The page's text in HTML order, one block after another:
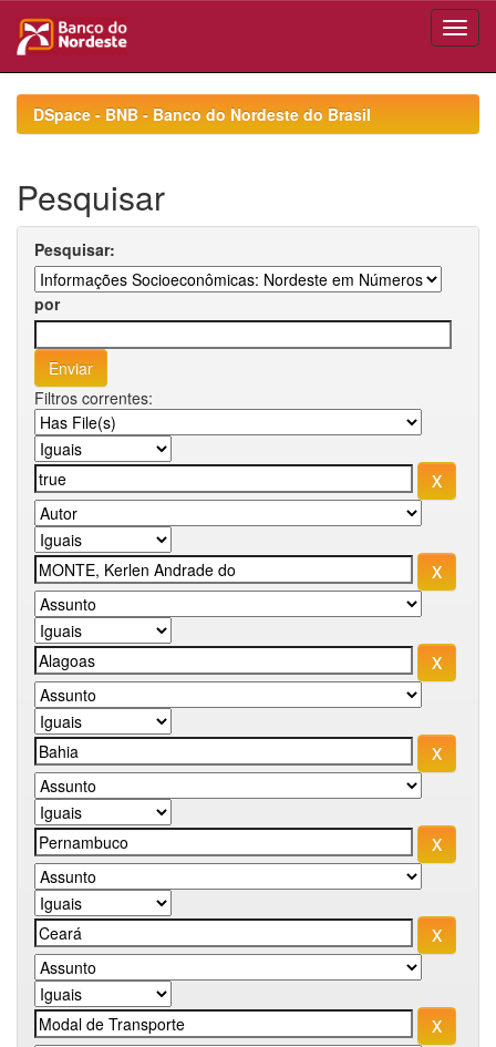
navigationDSpace - BNB - Banco do Nordeste do Brasil
Pesquisar
Pesquisar:
por
Filtros correntes: